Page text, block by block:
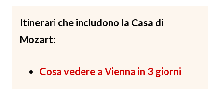
Itinerari che includono la Casa di
Mozart:
Cosa vedere a Vienna in 3 giorni